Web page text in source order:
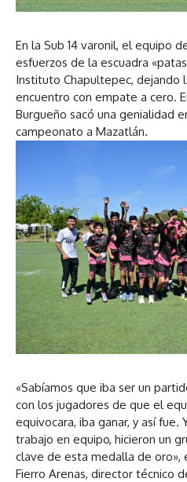
En la Sub 14 varonil, el equipo
esfuerzos de la escuadra
Instituto Chapultepec, dejando
encuentro con empate a cero.
Burgueño sacó una genialidad
campeonato a Mazatlán.
«Sabíamos que iba ser un
con los jugadores de que el
equivocara, iba ganar, y así
trabajo en equipo, hicieron un
clave de esta medalla de oro»,
Fierro Arenas, director técnico